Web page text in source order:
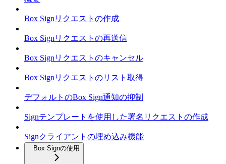
Box Signリクエストの作成
Box Signリクエストの再送信
Box Signリクエストのキャンセル
Box Signリクエストのリスト取得
デフォルトのBox Sign通知の抑制
Signテンプレートを使用した署名リクエストの作成
Signクライアントの埋め込み機能
Box Signの使用